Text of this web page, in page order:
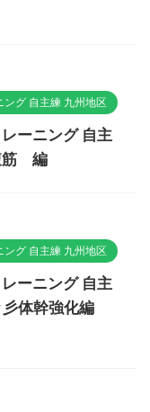
グ 自主練 九州地区
ーニング 自主
筋 編
グ 自主練 九州地区
ーニング 自主
体幹強化編